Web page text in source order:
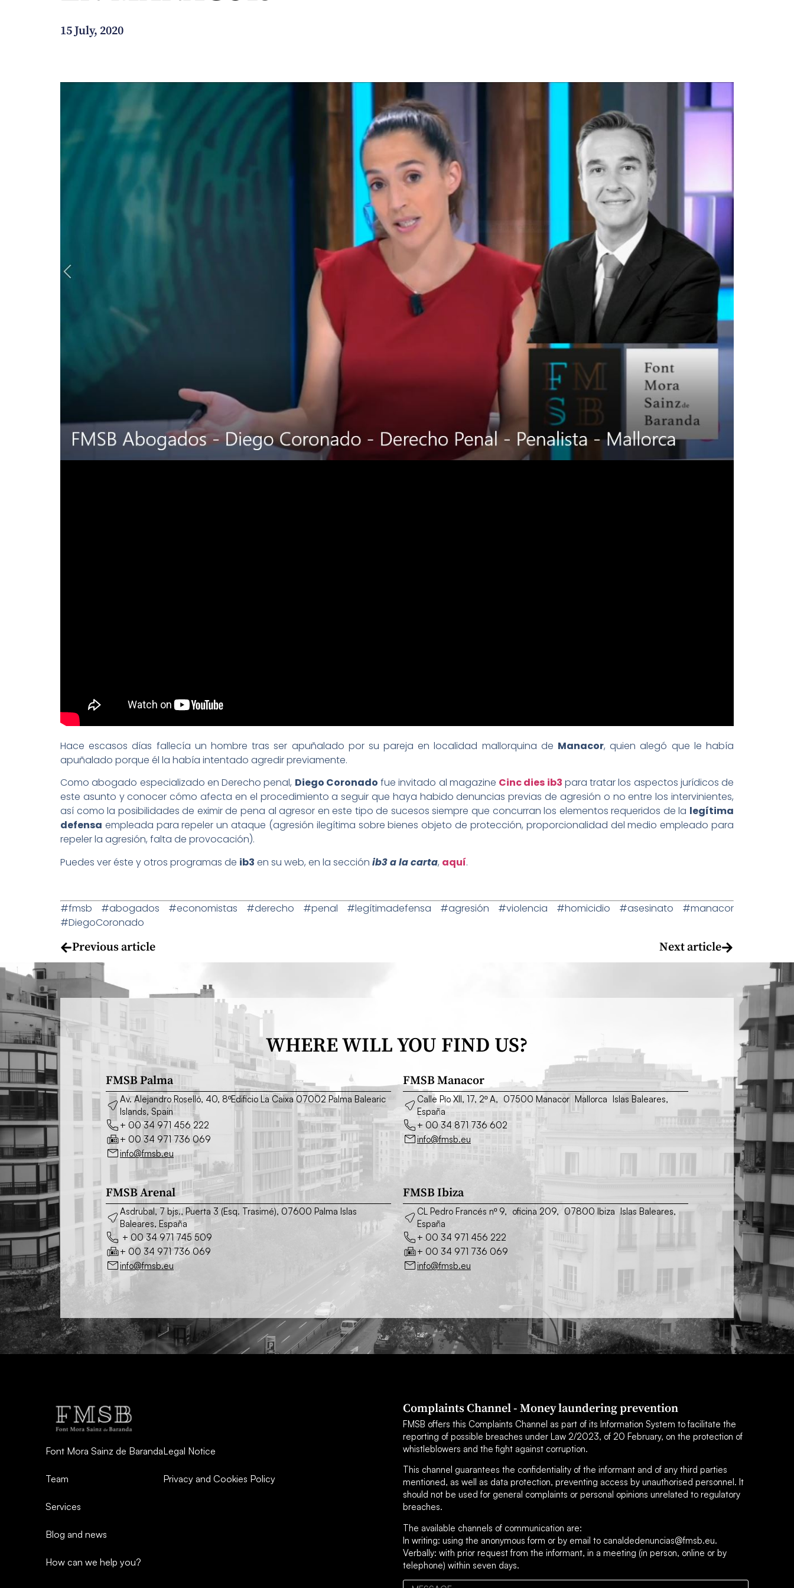
How can we help you?
15 July, 2020
Hace escasos días fallecía un hombre tras ser apuñalado por su pareja en localidad mallorquina de Manacor, quien alegó que le había
apuñalado porque él la había intentado agredir previamente.
Como abogado especializado en Derecho penal, Diego Coronado fue invitado al magazine Cinc dies ib3 para tratar los aspectos jurídicos de
este asunto y conocer cómo afecta en el procedimiento a seguir que haya habido denuncias previas de agresión o no entre los intervinientes,
así como la posibilidades de eximir de pena al agresor en este tipo de sucesos siempre que concurran los elementos requeridos de la legítima
defensa empleada para repeler un ataque (agresión ilegítima sobre bienes objeto de protección, proporcionalidad del medio empleado para
repeler la agresión, falta de provocación).
Puedes ver éste y otros programas de ib3 en su web, en la sección ib3 a la carta, aquí.
#fmsb #abogados #economistas #derecho #penal #legítimadefensa #agresión #violencia #homicidio #asesinato #manacor
#DiegoCoronado
Previous article Next article
WHERE WILL YOU FIND US?
FMSB Palma
Av. Alejandro Roselló, 40, 8ºEdificio La Caixa 07002 Palma Balearic
Islands, Spain
+ 00 34 971 456 222
+ 00 34 971 736 069
info@fmsb.eu
FMSB Manacor
Calle Pío XII, 17, 2º A, 07500 Manacor Mallorca Islas Baleares,
España
+ 00 34 871 736 602
info@fmsb.eu
FMSB Arenal
Asdrubal, 7 bjs., Puerta 3 (Esq. Trasimé), 07600 Palma Islas
Baleares, España
+ 00 34 971 745 509
+ 00 34 971 736 069
info@fmsb.eu
FMSB Ibiza
CL Pedro Francés nº 9, oficina 209, 07800 Ibiza Islas Baleares,
España
+ 00 34 971 456 222
+ 00 34 971 736 069
info@fmsb.eu
Font Mora Sainz de Baranda
Team
Services
Blog and news
How can we help you?
Legal Notice
Privacy and Cookies Policy
Complaints Channel - Money laundering prevention
FMSB offers this Complaints Channel as part of its Information System to facilitate the
reporting of possible breaches under Law 2/2023, of 20 February, on the protection of
whistleblowers and the fight against corruption.
This channel guarantees the confidentiality of the informant and of any third parties
mentioned, as well as data protection, preventing access by unauthorised personnel. It
should not be used for general complaints or personal opinions unrelated to regulatory
breaches.
The available channels of communication are:
In writing: using the anonymous form or by email to canaldedenuncias@fmsb.eu.
Verbally: with prior request from the informant, in a meeting (in person, online or by
telephone) within seven days.